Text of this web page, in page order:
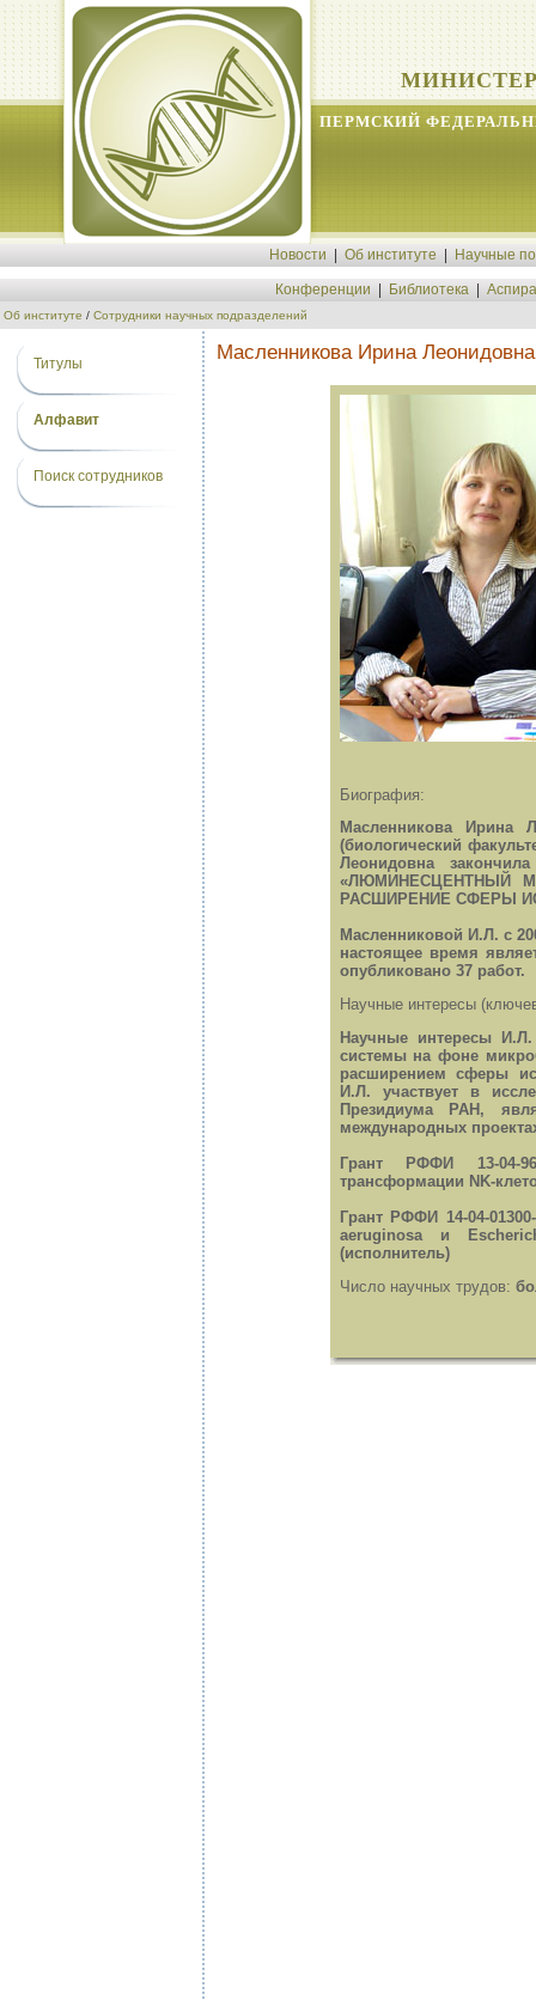
ПЕРМСКИЙ
Новости Об институте Научные
Конференции Библиотека
Об институте / Сотрудники научных подразделений
Титулы
Алфавит
Поиск сотрудников
Масленникова Ирина Леонидовна
Биография:
Масленникова Ирина
(биологический
Леонидовна
«ЛЮМИНЕСЦЕНТНЫЙ
РАСШИРЕНИЕ СФЕРЫ
Масленниковой И.Л. с
настоящее время
опубликовано 37 работ.
Научные интересы
Научные интересы
системы на фоне
расширением сферы
И.Л. участвует в
Президиума РАН,
международных
Грант РФФИ 13-04-
трансформации NK-
Грант РФФИ 14-04-
aeruginosa и
(исполнитель)
Число научных трудов: